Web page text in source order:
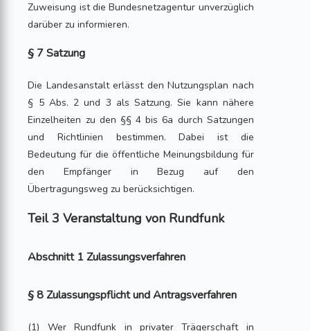
Zuweisung ist die Bundesnetzagentur unverzüglich
darüber zu informieren.
§ 7 Satzung
Die Landesanstalt erlässt den Nutzungsplan nach
§ 5 Abs. 2 und 3 als Satzung. Sie kann nähere
Einzelheiten zu den §§ 4 bis 6a durch Satzungen
und Richtlinien bestimmen. Dabei ist die
Bedeutung für die öffentliche Meinungsbildung für
den Empfänger in Bezug auf den
Übertragungsweg zu berücksichtigen.
Teil 3 Veranstaltung von Rundfunk
Abschnitt 1 Zulassungsverfahren
§ 8 Zulassungspflicht und Antragsverfahren
(1) Wer Rundfunk in privater Trägerschaft in